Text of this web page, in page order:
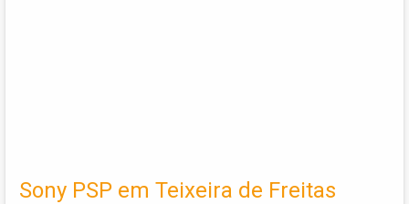
Sony PSP em Teixeira de Freitas